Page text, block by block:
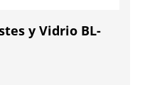
y Vidrio BL-